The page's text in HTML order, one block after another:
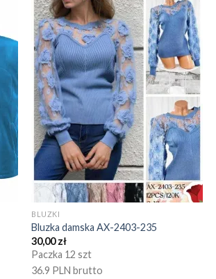
BLUZKI
Bluzka damska AX-2403-235
30,00zł
Paczka 12 szt
36.9 PLN brutto